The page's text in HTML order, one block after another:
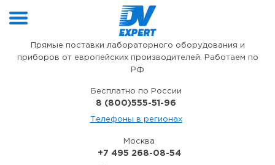
Прямые поставки лабораторного оборудования и
приборов от европейских производителей. Работаем по
РФ
Бесплатно по России
8 (800)555-51-96
Телефоны в регионах
Москва
+7 495 268-08-54